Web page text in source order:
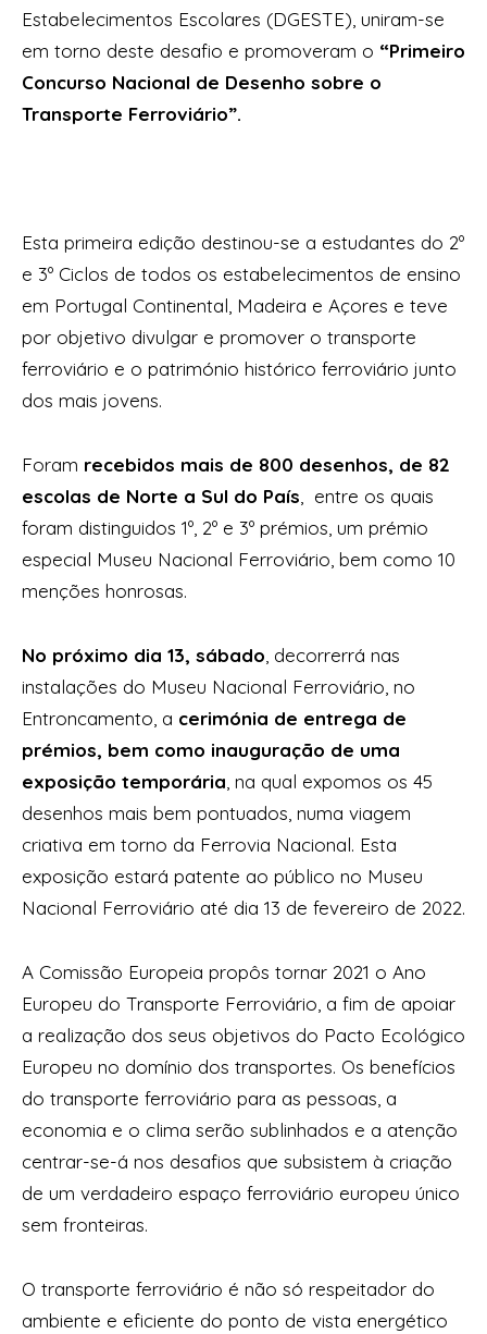
Estabelecimentos Escolares (DGESTE), uniram-se
em torno deste desafio e promoveram o “Primeiro
Concurso Nacional de Desenho sobre o
Transporte Ferroviário”.
Esta primeira edição destinou-se a estudantes do 2º
e 3º Ciclos de todos os estabelecimentos de ensino
em Portugal Continental, Madeira e Açores e teve
por objetivo divulgar e promover o transporte
ferroviário e o património histórico ferroviário junto
dos mais jovens.
Foram recebidos mais de 800 desenhos, de 82
escolas de Norte a Sul do País , entre os quais
foram distinguidos 1º, 2º e 3º prémios, um prémio
especial Museu Nacional Ferroviário, bem como 10
menções honrosas.
No próximo dia 13, sábado , decorrerrá nas
instalações do Museu Nacional Ferroviário, no
Entroncamento, a cerimónia de entrega de
prémios, bem como inauguração de uma
exposição temporária , na qual expomos os 45
desenhos mais bem pontuados, numa viagem
criativa em torno da Ferrovia Nacional. Esta
exposição estará patente ao público no Museu
Nacional Ferroviário até dia 13 de fevereiro de 2022.
A Comissão Europeia propôs tornar 2021 o Ano
Europeu do Transporte Ferroviário, a fim de apoiar
a realização dos seus objetivos do Pacto Ecológico
Europeu no domínio dos transportes. Os benefícios
do transporte ferroviário para as pessoas, a
economia e o clima serão sublinhados e a atenção
centrar-se-á nos desafios que subsistem à criação
de um verdadeiro espaço ferroviário europeu único
sem fronteiras.
O transporte ferroviário é não só respeitador do
ambiente e eficiente do ponto de vista energético